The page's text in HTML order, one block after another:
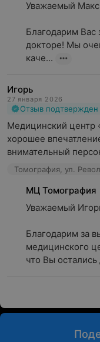
Уважаемый
Благодарим
докторе! Мы
каче...
Игорь
27 января 2026
Отзыв подтвержден
Медицинский центр
хорошее
внимательный
Томография, ул.
МЦ Томография
Уважаемый
Благодарим за
медицинского
что Вы остались